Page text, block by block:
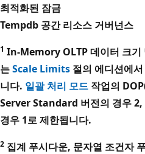
최적화된 잠금
Tempdb 공간 리소스 거버넌스
1 In-Memory OLTP 데이터 크기
는Scale Limits 절의 에디션에
니다. 일괄 처리 모드 작업의
Server Standard 버전의 경우
경우 1로 제한됩니다.
2 집계 푸시다운, 문자열 조건자